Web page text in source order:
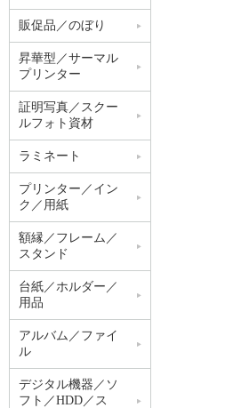
販促品／のぼり
昇華型／サーマル
プリンター
証明写真／スクー
ルフォト資材
ラミネート
プリンター／イン
ク／用紙
額縁／フレーム／
スタンド
台紙／ホルダー／
用品
アルバム／ファイ
ル
デジタル機器／ソ
フト／HDD／ス